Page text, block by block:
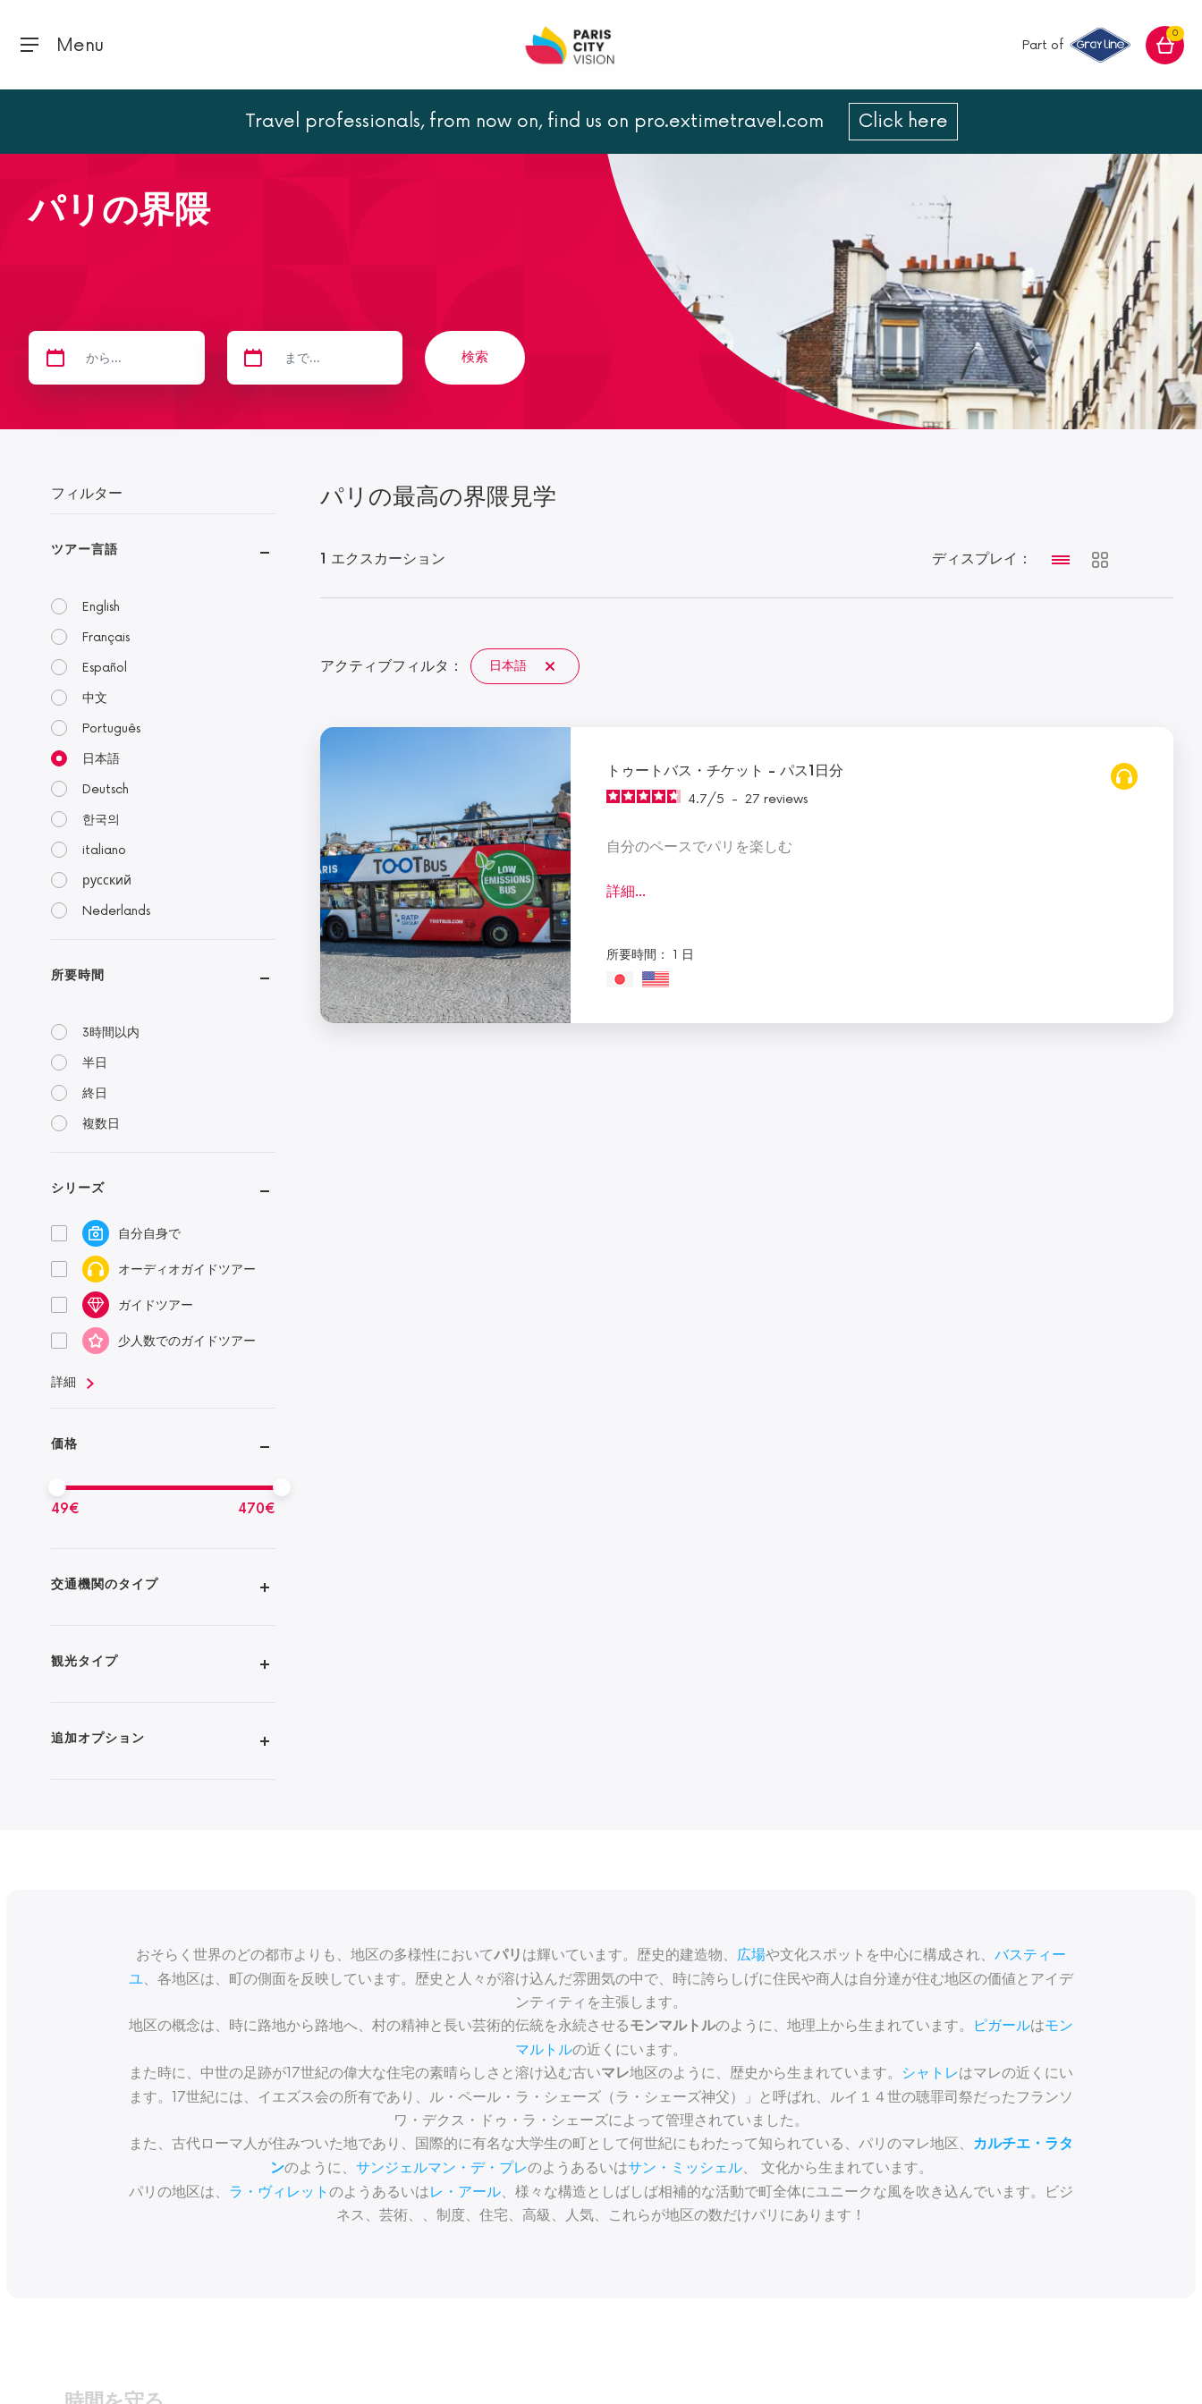
Menu Part of
0
Travel professionals, from now on, find us on pro.extimetravel.com Click here
パリの界隈
検索
パリの最高の界隈見学
1 エクスカーション ディスプレイ：
アクティブフィルタ： 日本語
トゥートバス・チケット - パス1日分
4.7/5 - 27reviews
自分のペースでパリを楽しむ
詳細...
所要時間： 1 日
フィルター
ツアー言語
English
Français
Español
中文
Português
日本語
Deutsch
한국의
italiano
русский
Nederlands
所要時間
3時間以内
半日
終日
複数日
シリーズ
自分自身で
オーディオガイドツアー
ガイドツアー
少人数でのガイドツアー
詳細
価格
49€ 470€
交通機関のタイプ
観光タイプ
追加オプション
おそらく世界のどの都市よりも、地区の多様性においてパリ は輝いています。歴史的建造物、 広場や文化スポットを中心に構成され、 バスティー
ユ、各地区は、町の側面を反映しています。歴史と人々が溶け込んだ雰囲気の中で、時に誇らしげに住民や商人は自分達が住む地区の価値とアイデ
ンティティを主張します。
地区の概念は、時に路地から路地へ、村の精神と長い芸術的伝統を永続させるモンマルトルのように、地理上から生まれています。 ピガールはモン
マルトルの近くにいます。
また時に、中世の足跡が17世紀の偉大な住宅の素晴らしさと溶け込む古いマレ地区のように、歴史から生まれています。 シャトレはマレの近くにい
ます。17世紀には、イエズス会の所有であり、ル・ペール・ラ・シェーズ（ラ・シェーズ神父）」と呼ばれ、ルイ１４世の聴罪司祭だったフランソ
ワ・デクス・ドゥ・ラ・シェーズによって管理されていました。
また、古代ローマ人が住みついた地であり、国際的に有名な大学生の町として何世紀にもわたって知られている、パリのマレ地区、 カルチエ・ラタ
ンのように、 サンジェルマン・デ・プレのようあるいはサン・ミッシェル、 文化から生まれています。
パリの地区は、 ラ・ヴィレット のようあるいはレ・アール、様々な構造としばしば相補的な活動で町全体にユニークな風を吹き込んでいます。ビジ
ネス、芸術、、制度、住宅、高級、人気、これらが地区の数だけパリにあります！